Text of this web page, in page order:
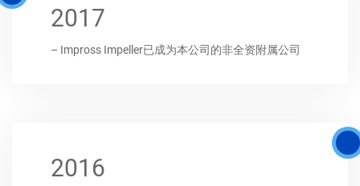
2017
– Impross Impeller已成为本公司的非全资附属公司
2016